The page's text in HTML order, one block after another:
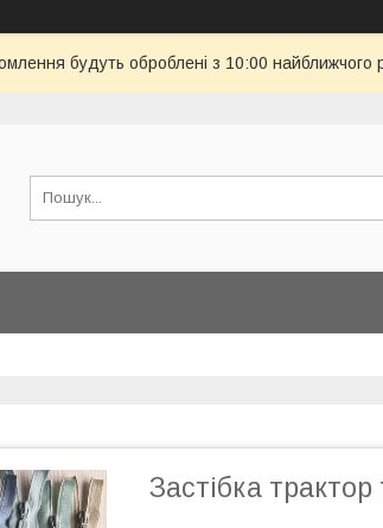
будуть оброблені з 10:00
Застібка